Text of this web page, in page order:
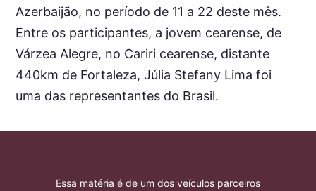
Azerbaijão, no período de 11 a 22 deste mês.
Entre os participantes, a jovem cearense, de
Várzea Alegre, no Cariri cearense, distante
440km de Fortaleza, Júlia Stefany Lima foi
uma das representantes do Brasil.
Essa matéria é de um dos veículos parceiros